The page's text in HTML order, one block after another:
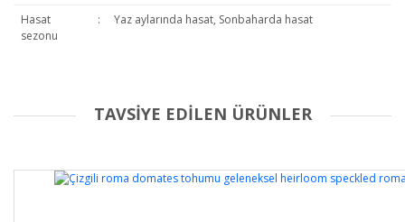
Hasat
sezonu
: Yaz aylarında hasat, Sonbaharda hasat
Bu ürüne ilk yorumu siz yapın!
Yorum Yaz
TAVSİYE EDİLEN ÜRÜNLER